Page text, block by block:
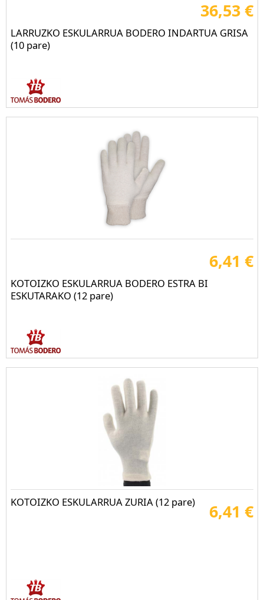
36,53 €
LARRUZKO ESKULARRUA BODERO INDARTUA GRISA
(10 pare)
6,41 €
KOTOIZKO ESKULARRUA BODERO ESTRA BI
ESKUTARAKO (12 pare)
6,41 €
KOTOIZKO ESKULARRUA ZURIA (12 pare)